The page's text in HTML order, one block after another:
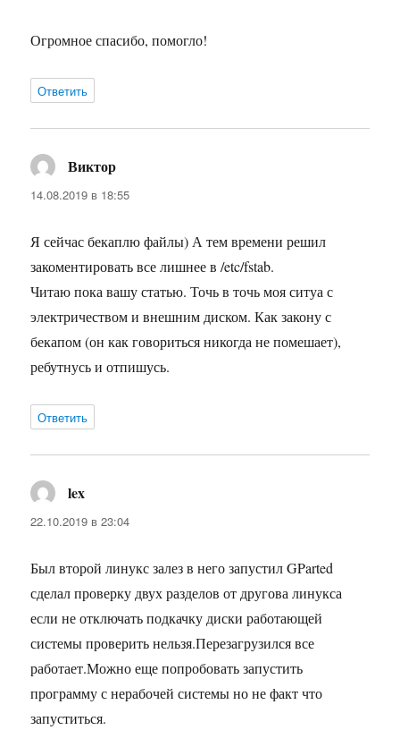
Огромное спасибо, помогло!
Ответить
Виктор
14.08.2019 в 18:55
Я сейчас бекаплю файлы) А тем времени решил
закоментировать все лишнее в /etc/fstab.
Читаю пока вашу статью. Точь в точь моя ситуа с
электричеством и внешним диском. Как закону с
бекапом (он как говориться никогда не помешает),
ребутнусь и отпишусь.
Ответить
lex
22.10.2019 в 23:04
Был второй линукс залез в него запустил GParted
сделал проверку двух разделов от другова линукса
если не отключать подкачку диски работающей
системы проверить нельзя.Перезагрузился все
работает.Можно еще попробовать запустить
программу с нерабочей системы но не факт что
запуститься.